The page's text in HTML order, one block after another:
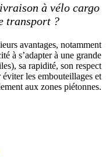
à vélo cargo
transport ?
avantages, notamment
à s’adapter à une grande
sa rapidité, son respect
les embouteillages et
aux zones piétonnes.